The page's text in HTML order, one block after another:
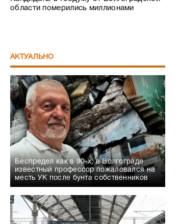
области померились миллионами
АКТУАЛЬНО
Беспредел как в 90-х: в Волгограде
известный профессор пожаловался на
месть УК после бунта собственников